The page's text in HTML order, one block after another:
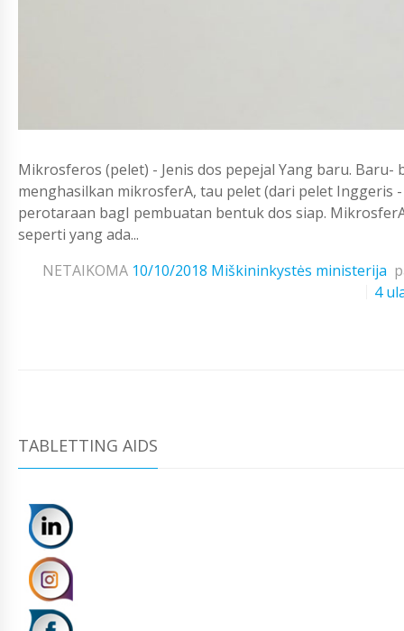
Mikrosferos (pelet) - Jenis dos pepejal Yang baru.
menghasilkan mikrosferA, tau pelet (dari pelet
perotaraan bagI pembuatan bentuk dos siap.
seperti yang ada...
NETAIKOMA 10/10/2018 Miškininkystės ministerija
4
TABLETTING AIDS